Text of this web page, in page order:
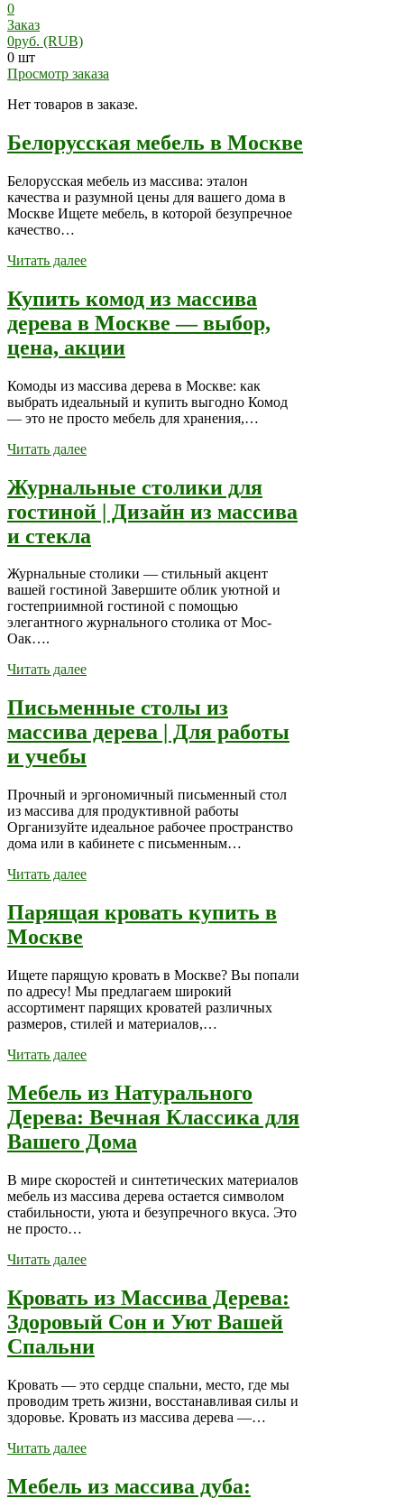
0
Заказ
0руб. (RUB)
0 шт
Просмотр заказа
Нет товаров в заказе.
Белорусская мебель в Москве
Белорусская мебель из массива: эталон
качества и разумной цены для вашего дома в
Москве Ищете мебель, в которой безупречное
качество…
Читать далее
Купить комод из массива
дерева в Москве — выбор,
цена, акции
Комоды из массива дерева в Москве: как
выбрать идеальный и купить выгодно Комод
— это не просто мебель для хранения,…
Читать далее
Журнальные столики для
гостиной | Дизайн из массива
и стекла
Журнальные столики — стильный акцент
вашей гостиной Завершите облик уютной и
гостеприимной гостиной с помощью
элегантного журнального столика от Мос-
Оак….
Читать далее
Письменные столы из
массива дерева | Для работы
и учебы
Прочный и эргономичный письменный стол
из массива для продуктивной работы
Организуйте идеальное рабочее пространство
дома или в кабинете с письменным…
Читать далее
Парящая кровать купить в
Москве
Ищете парящую кровать в Москве? Вы попали
по адресу! Мы предлагаем широкий
ассортимент парящих кроватей различных
размеров, стилей и материалов,…
Читать далее
Мебель из Натурального
Дерева: Вечная Классика для
Вашего Дома
В мире скоростей и синтетических материалов
мебель из массива дерева остается символом
стабильности, уюта и безупречного вкуса. Это
не просто…
Читать далее
Кровать из Массива Дерева:
Здоровый Сон и Уют Вашей
Спальни
Кровать — это сердце спальни, место, где мы
проводим треть жизни, восстанавливая силы и
здоровье. Кровать из массива дерева —…
Читать далее
Мебель из массива дуба: